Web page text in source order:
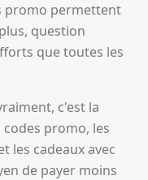
promo permettent
question
que toutes les
c'est la
promo, les
les cadeaux avec
de payer moins